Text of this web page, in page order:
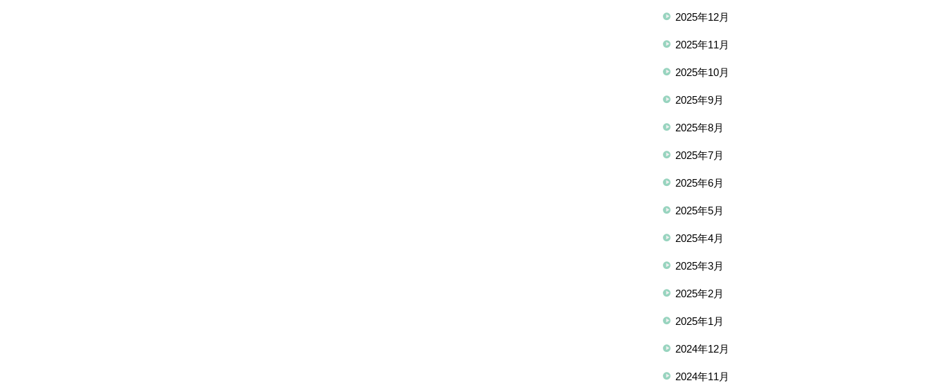
2025年12月
2025年11月
2025年10月
2025年9月
2025年8月
2025年7月
2025年6月
2025年5月
2025年4月
2025年3月
2025年2月
2025年1月
2024年12月
2024年11月